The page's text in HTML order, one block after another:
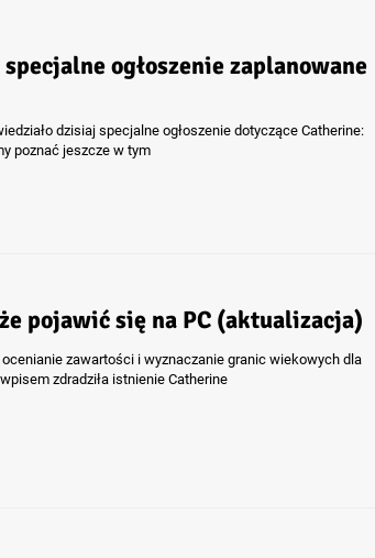
ogłoszenie zaplanowane
dzisiaj specjalne ogłoszenie dotyczące Catherine:
poznać jeszcze w tym
pojawić się na PC (aktualizacja)
zawartości i wyznaczanie granic wiekowych dla
zdradziła istnienie Catherine